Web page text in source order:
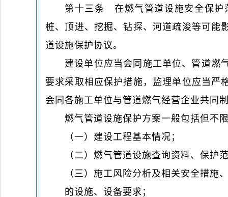
第十三条 在燃气管道设施安全保护
桩、顶进、挖掘、钻探、河道疏浚等可能
道设施保护协议。
建设单位应当会同施工单位、管道燃
要求采取相应保护措施，监理单位应当严
会同各施工单位与管道燃气经营企业共同
燃气管道设施保护方案一般包括但不
（一）建设工程基本情况；
（二）燃气管道设施查询资料、保护
（三）施工风险分析及相关安全措施
的设施、设备要求；